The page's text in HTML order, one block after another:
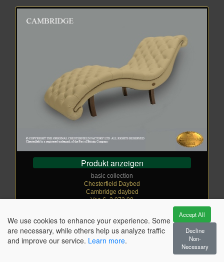
Produkt anzeigen
basic collection
Chesterfield Daybed
Cambridge daybed
Von €_2.073,00
Vanilla
We use cookies to enhance your experience. Some
are necessary, while others help us analyze traffic
and improve our service. Learn more.
Accept All
Decline
Non-
Necessary